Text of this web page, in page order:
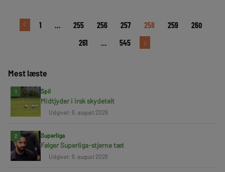
1 … 255 256 257 258 259
260
261
… 545
Mest læste
1 Spil
Midtjyder i irsk skydetelt
Udgivet: 6. august 2026
2 Superliga
Følger Superliga-stjerne tæt
Udgivet: 6. august 2026